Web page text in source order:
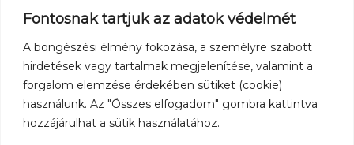
Fontosnak tartjuk az adatok védelmét
A böngészési élmény fokozása, a személyre szabott
hirdetések vagy tartalmak megjelenítése, valamint a
forgalom elemzése érdekében sütiket (cookie)
használunk. Az "Összes elfogadom" gombra kattintva
hozzájárulhat a sütik használatához.